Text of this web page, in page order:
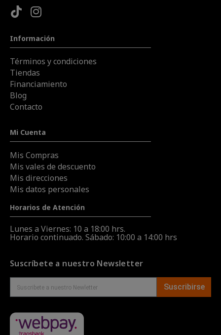
Información
Términos y condiciones
Tiendas
Financiamiento
Blog
Contacto
Mi Cuenta
Mis Compras
Mis vales de descuento
Mis direcciones
Mis datos personales
Horarios de Atención
Lunes a Viernes: 10 a 18:00 hrs.
Horario continuado. Sábado: 10:00 a 14:00 hrs
Suscríbete a nuestro Newsletter
Suscribirse